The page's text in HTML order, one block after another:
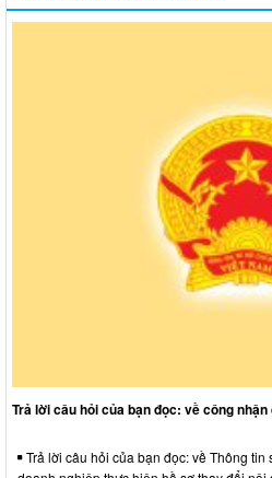
Trả lời câu hỏi của bạn đọc: về công
Trả lời câu hỏi của bạn đọc: về Thông